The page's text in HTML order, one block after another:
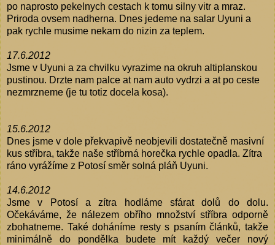
po naprosto pekelnych cestach k tomu silny vitr a mraz.
Priroda ovsem nadherna. Dnes jedeme na salar Uyuni a
pak rychle musime nekam do nizin za teplem.
17.6.2012
Jsme v Uyuni a za chvilku vyrazime na okruh altiplanskou
pustinou. Drzte nam palce at nam auto vydrzi a at po ceste
nezmrzneme (je tu totiz docela kosa).
15.6.2012
Dnes jsme v dole překvapivě neobjevili dostatečně masivní
kus stříbra, takže naše stříbrná horečka rychle opadla. Zítra
ráno vyrážíme z Potosí směr solná pláň Uyuni.
14.6.2012
Jsme v Potosí a zítra hodláme sfárat dolů do dolu.
Očekáváme, že nálezem obřího množství stříbra odporně
zbohatneme. Také doháníme resty s psaním článků, takže
minimálně do pondělka budete mít každý večer nový